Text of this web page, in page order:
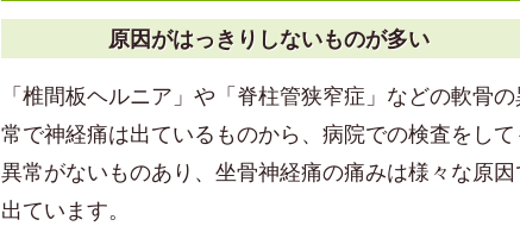
原因がはっきりしないものが多い
「椎間板ヘルニア」や「脊柱管狭窄症」などの軟骨
常で神経痛は出ているものから、病院での検査をして
異常がないものあり、坐骨神経痛の痛みは様々な原因
出ています。